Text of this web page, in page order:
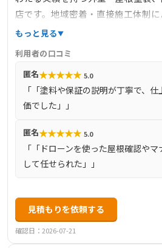
店です。地域密着・直接施工体制
いた価格設定を実現。ドローンによ
だわり、最長20年保証、アフター
す。顧客対応は迅速かつマナーも
慮も徹底。施工後も定期点検を継
県全域で信頼の施工を提供していま
もっと見る
利用者の口コミ
匿名★★★★★ 5.0
「「塗料や保証の説明が丁寧で、
価でした」」
匿名★★★★★ 5.0
「「ドローンを使った屋根確認や
して任せられた」」
見積もりを依頼する
確認日：2026-07-21